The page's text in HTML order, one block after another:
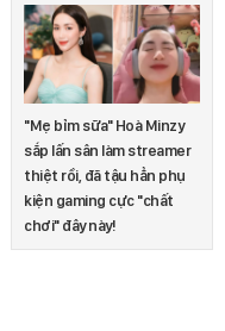
"Mẹ bỉm sữa" Hoà Minzy
sắp lấn sân làm streamer
thiệt rồi, đã tậu hẳn phụ
kiện gaming cực "chất
chơi" đây này!